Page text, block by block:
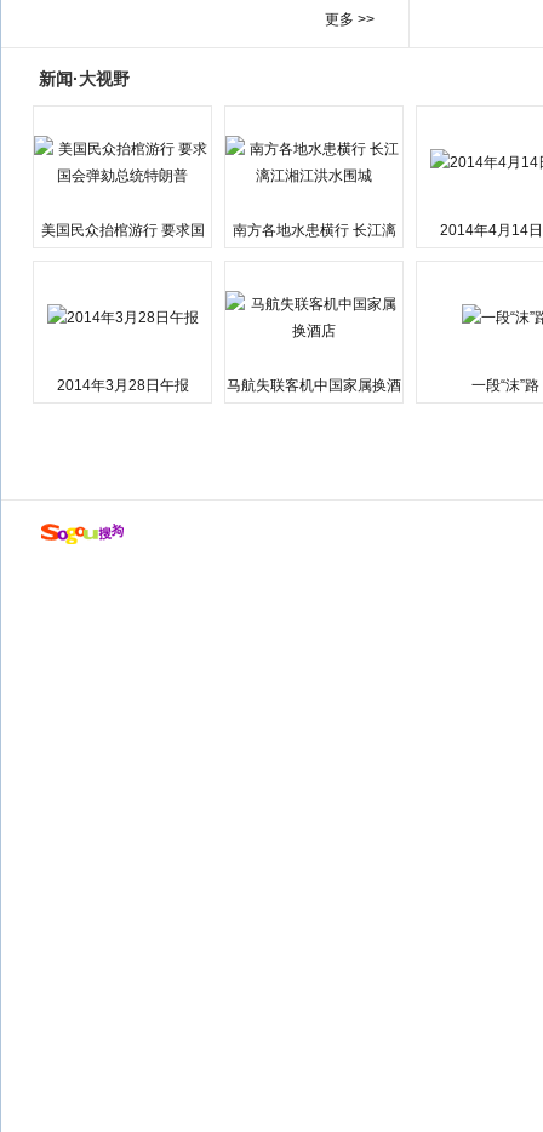
更多 >>
新闻·大视野
美国民众抬棺游行 要求国
南方各地水患横行 长江漓
2014年4月14
2014年3月28日午报
马航失联客机中国家属换酒
一段“沫”路